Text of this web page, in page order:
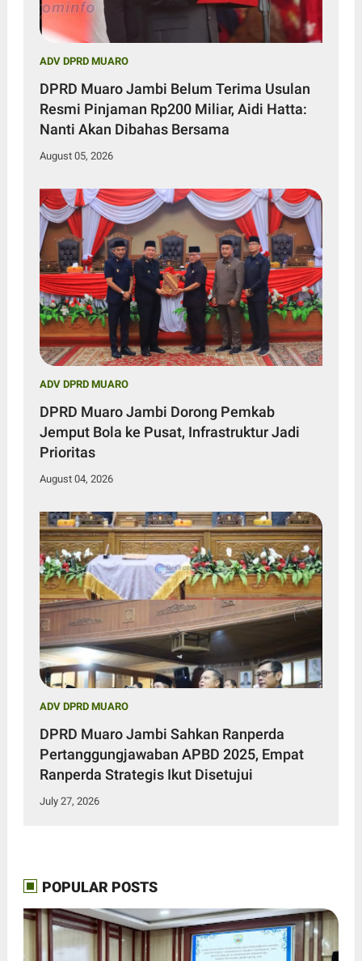
ADV DPRD MUARO
DPRD Muaro Jambi Belum Terima Usulan
Resmi Pinjaman Rp200 Miliar, Aidi Hatta:
Nanti Akan Dibahas Bersama
August 05, 2026
ADV DPRD MUARO
DPRD Muaro Jambi Dorong Pemkab
Jemput Bola ke Pusat, Infrastruktur Jadi
Prioritas
August 04, 2026
ADV DPRD MUARO
DPRD Muaro Jambi Sahkan Ranperda
Pertanggungjawaban APBD 2025, Empat
Ranperda Strategis Ikut Disetujui
July 27, 2026
POPULAR POSTS